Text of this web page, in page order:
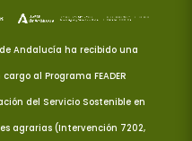
Andalucía ha recibido una
al Programa FEADER
del Servicio Sostenible en
agrarias (Intervención 7202,